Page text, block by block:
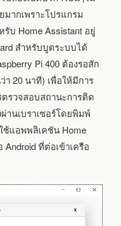
ากเพราะโปรแกรม
รับ Home Assistant อยู่
สำหรับบูตระบบได้
Pi 400 ต้องรอสัก
20 นาที) เพื่อให้มีการ
รวจสอบสถานะการติด
านเบราเซอร์โดยพิมพ์
ช้แอพพลิเคชัน Home
ที่ต่อเข้าเครือ